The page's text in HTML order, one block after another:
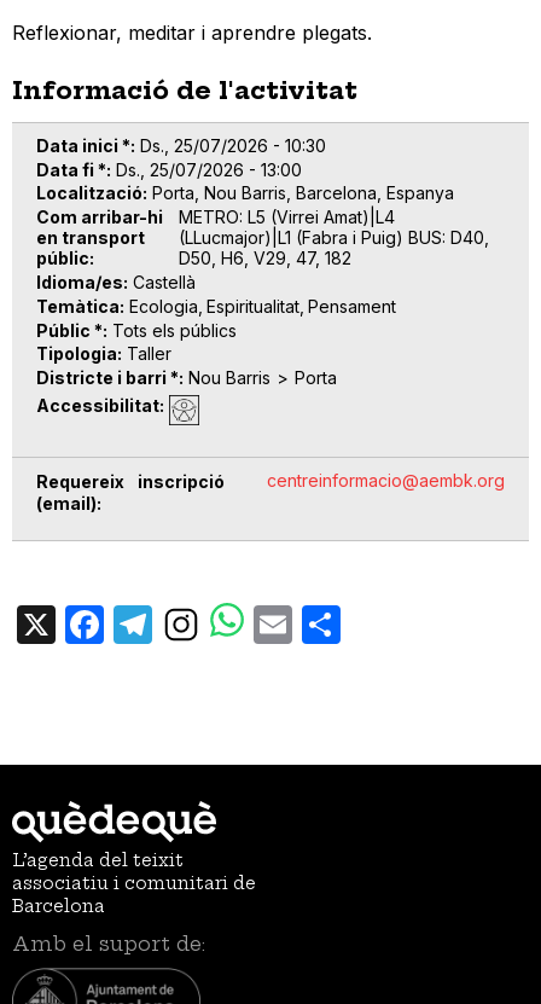
Reflexionar, meditar i aprendre plegats.
Informació de l'activitat
Data inici * Ds., 25/07/2026 - 10:30
Data fi * Ds., 25/07/2026 - 13:00
Localització Porta, Nou Barris, Barcelona, Espanya
Com arribar-hi
en transport
públic
METRO: L5 (Virrei Amat)|L4
(LLucmajor)|L1 (Fabra i Puig) BUS: D40,
D50, H6, V29, 47, 182
Idioma/es Castellà
Temàtica Ecologia Espiritualitat Pensament
Públic * Tots els públics
Tipologia Taller
Districte i barri * Nou Barris
Porta
Accessibilitat
Requereix inscripció
(email)
centreinformacio@aembk.org
X Facebook
TelegramEmail
L’agenda del teixit
associatiu i comunitari de
Barcelona
Amb el suport de: